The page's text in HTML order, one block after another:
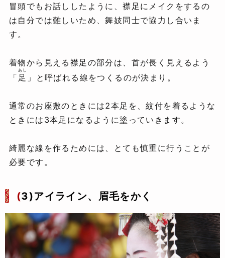
冒頭でもお話ししたように、襟足にメイクをするの
は自分では難しいため、舞妓同士で協力し合いま
す。
着物から見える襟足の部分は、首が長く見えるよう
「 足
あし
」と呼ばれる線をつくるのが決まり。
通常のお座敷のときには2本足を、紋付を着るような
ときには3本足になるように塗っていきます。
綺麗な線を作るためには、とても慎重に行うことが
必要です。
(3)アイライン、眉毛をかく